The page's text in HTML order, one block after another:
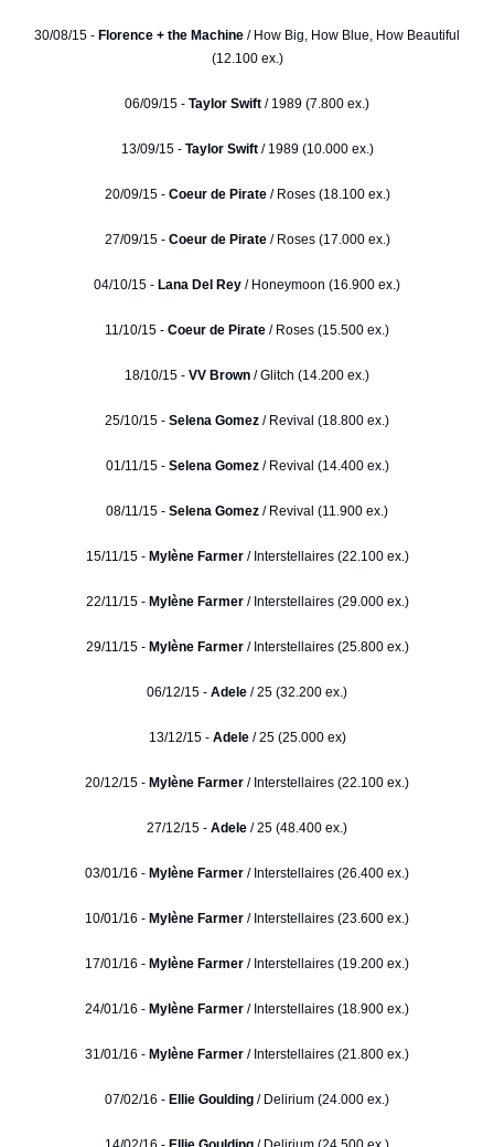
30/08/15 - Florence + the Machine / How Big, How Blue, How Beautiful
(12.100 ex.)
06/09/15 - Taylor Swift / 1989 (7.800 ex.)
13/09/15 - Taylor Swift / 1989 (10.000 ex.)
20/09/15 - Coeur de Pirate/ Roses (18.100 ex.)
27/09/15 - Coeur de Pirate/ Roses (17.000 ex.)
04/10/15 - Lana Del Rey / Honeymoon (16.900 ex.)
11/10/15 - Coeur de Pirate / Roses (15.500 ex.)
18/10/15 - VV Brown / Glitch (14.200 ex.)
25/10/15 - Selena Gomez / Revival (18.800 ex.)
01/11/15 - Selena Gomez/ Revival (14.400 ex.)
08/11/15 - Selena Gomez / Revival (11.900 ex.)
15/11/15 - Mylène Farmer/ Interstellaires (22.100 ex.)
22/11/15 - Mylène Farmer/ Interstellaires (29.000 ex.)
29/11/15 - Mylène Farmer/ Interstellaires (25.800 ex.)
06/12/15 - Adele / 25 (32.200 ex.)
13/12/15 - Adele / 25 (25.000 ex)
20/12/15 - Mylène Farmer / Interstellaires (22.100 ex.)
27/12/15 - Adele / 25 (48.400 ex.)
03/01/16 - Mylène Farmer / Interstellaires (26.400 ex.)
10/01/16 - Mylène Farmer / Interstellaires (23.600 ex.)
17/01/16 - Mylène Farmer / Interstellaires (19.200 ex.)
24/01/16 - Mylène Farmer / Interstellaires (18.900 ex.)
31/01/16 - Mylène Farmer / Interstellaires (21.800 ex.)
07/02/16 - Ellie Goulding / Delirium (24.000 ex.)